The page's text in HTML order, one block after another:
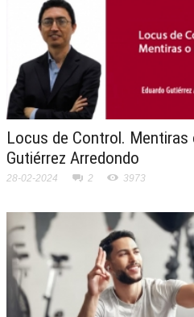
Locus de Control. Mentiras
Gutiérrez Arredondo
28-02-2024 2 3973